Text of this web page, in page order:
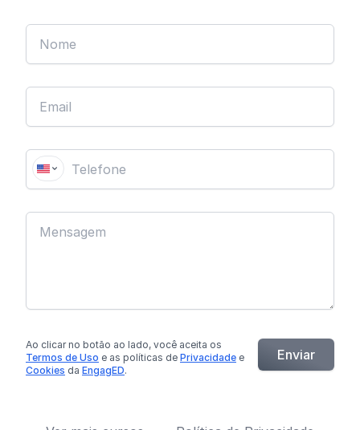
Ao clicar no botão ao lado, você aceita os
Termos de Uso e as políticas de Privacidade e
Cookies da EngagED.
Enviar